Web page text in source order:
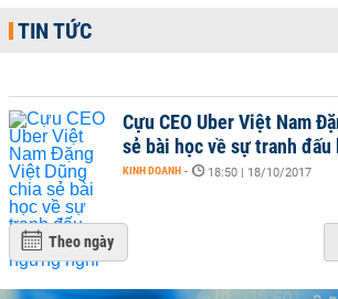
TIN TỨC
Cựu CEO Uber Việt Nam
sẻ bài học về sự tranh
KINH DOANH - 18:50 | 18/10/2017
Theo ngày